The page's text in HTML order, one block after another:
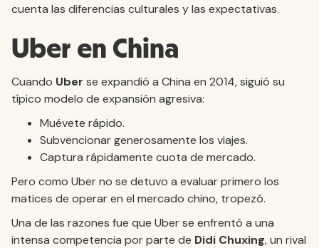
cuenta las diferencias culturales y las expectativas.
Uber en China
Cuando Uber se expandió a China en 2014, siguió su
típico modelo de expansión agresiva:
Muévete rápido.
Subvencionar generosamente los viajes.
Captura rápidamente cuota de mercado.
Pero como Uber no se detuvo a evaluar primero los
matices de operar en el mercado chino, tropezó.
Una de las razones fue que Uber se enfrentó a una
intensa competencia por parte de Didi Chuxing, un rival